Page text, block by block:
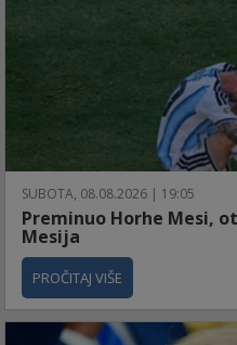
SUBOTA, 08.08.2026 | 19:05
Preminuo Horhe Mesi,
Mesija
PROČITAJ VIŠE